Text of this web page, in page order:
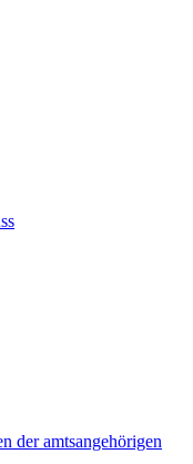
der amtsangehörigen